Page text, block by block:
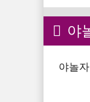
야
야놀